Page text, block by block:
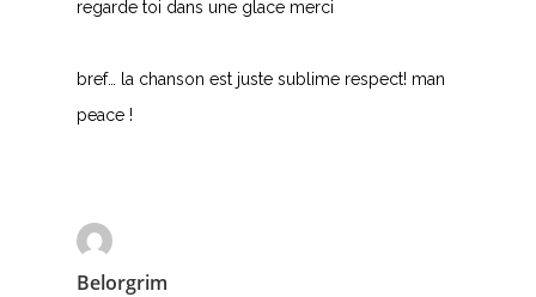
regarde toi dans une glace merci
bref… la chanson est juste sublime respect! man
peace !
Belorgrim